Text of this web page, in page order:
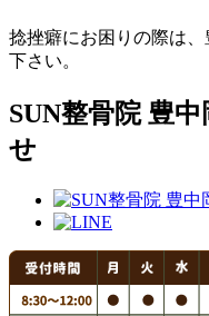
捻挫癖にお困りの際は
下さい。
SUN整骨院 豊
せ